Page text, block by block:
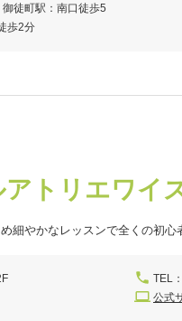
徒町駅：南口徒歩5
歩2分
トリエワイ
細やかなレッスンで全くの初心
TEL
公式